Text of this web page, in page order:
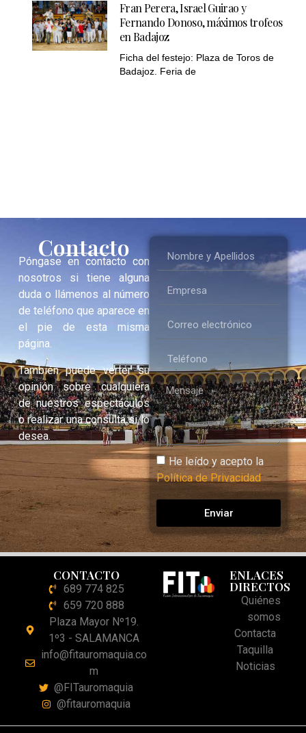
Fran Perera, Israel Guirao y
Fernando Donoso, máximos trofeos
en Badajoz
Ficha del festejo: Plaza de Toros de
Badajoz. Feria de
Contacto
Póngase en contacto con
nosotros si tiene alguna
duda o llámenos al número
de teléfono que aparece en
el pie de esta misma
página.
También puede verter su
opinión sobre cualquiera
de nuestros espectáculos
o realizar una consulta si lo
desea.
He leído y acepto la
Política de Privacidad
Enviar
CONTACTO
689 774 825
659 720 888
Plaza Mayor Nº19.
1º3 - SALAMANCA
info@fitauromaquia.co
m
@FITauromaquia
@fitauromaquia
ENLACES
DIRECTOS
Quiénes
somos
Contacta
Taquilla
Noticias